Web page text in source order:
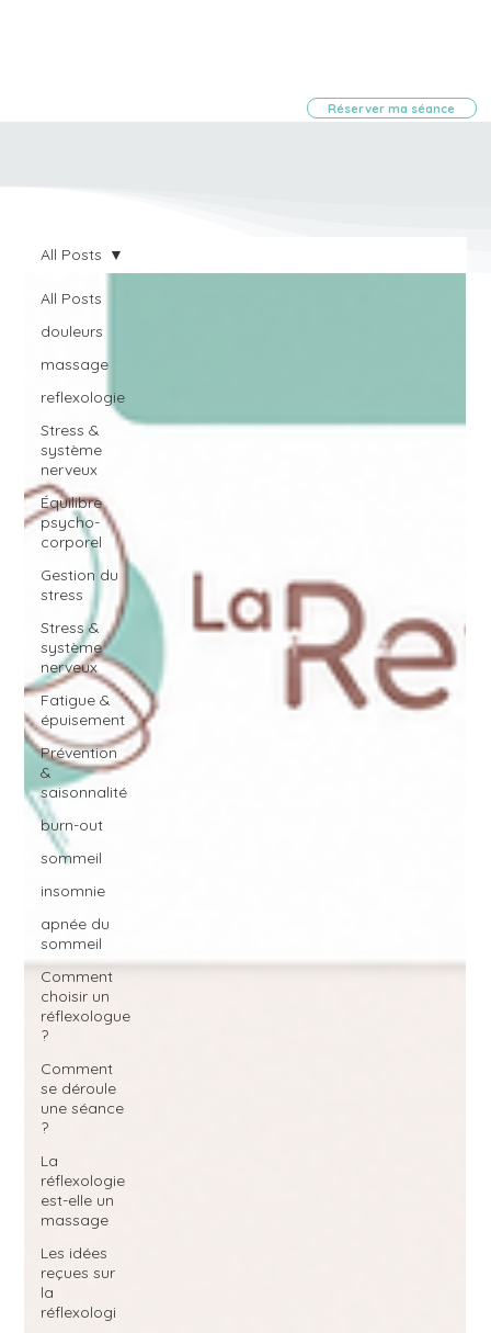
Réserver ma séance
All Posts
douleurs
massage
reflexologie
Stress &
système
nerveux
Équilibre
psycho-
corporel
Gestion du
stress
Stress &
système
nerveux
Fatigue &
épuisement
Prévention
&
saisonnalité
burn-out
sommeil
insomnie
apnée du
sommeil
Comment
choisir un
réflexologue
?
Comment
se déroule
une séance
?
La
réflexologie
est-elle un
massage
Les idées
reçues sur
la
réflexologi
All Posts